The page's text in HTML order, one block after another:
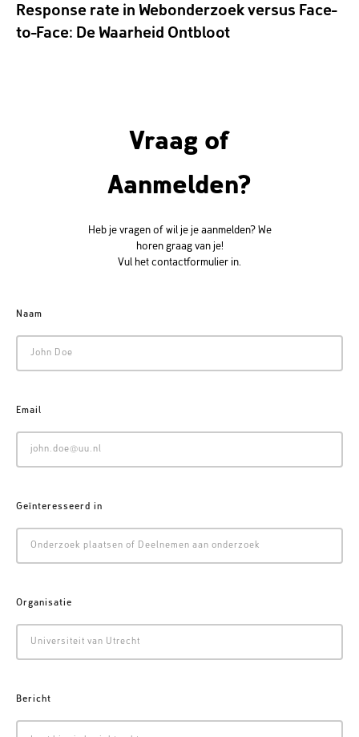
Response rate in Webonderzoek versus Face-
to-Face: De Waarheid Ontbloot
Vraag of
Aanmelden?
Heb je vragen of wil je je aanmelden? We
horen graag van je!
Vul het contactformulier in.
Naam
Email
Geïnteresseerd in
Organisatie
Bericht